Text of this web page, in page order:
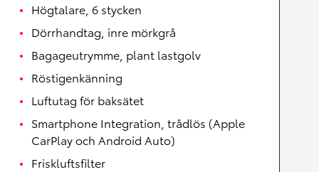
Högtalare, 6 stycken
Dörrhandtag, inre mörkgrå
Bagageutrymme, plant lastgolv
Röstigenkänning
Luftutag för baksätet
Smartphone Integration, trådlös (Apple
CarPlay och Android Auto)
Friskluftsfilter